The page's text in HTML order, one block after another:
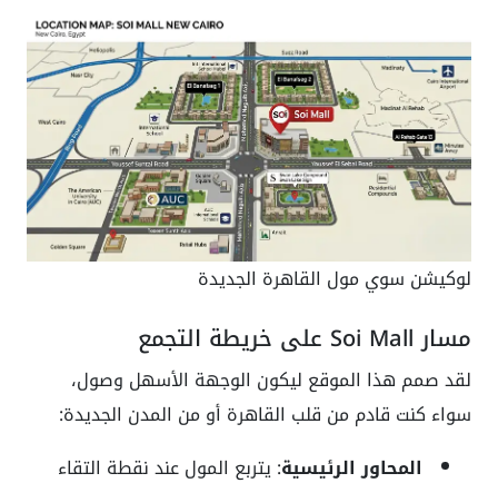
لوكيشن سوي مول القاهرة الجديدة
مسار Soi Mall على خريطة التجمع
لقد صمم هذا الموقع ليكون الوجهة الأسهل وصول،
سواء كنت قادم من قلب القاهرة أو من المدن الجديدة:
المحاور الرئيسية: يتربع المول عند نقطة التقاء